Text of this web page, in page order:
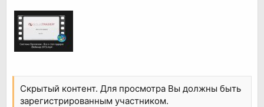
Скрытый контент. Для просмотра Вы должны быть
зарегистрированным участником.